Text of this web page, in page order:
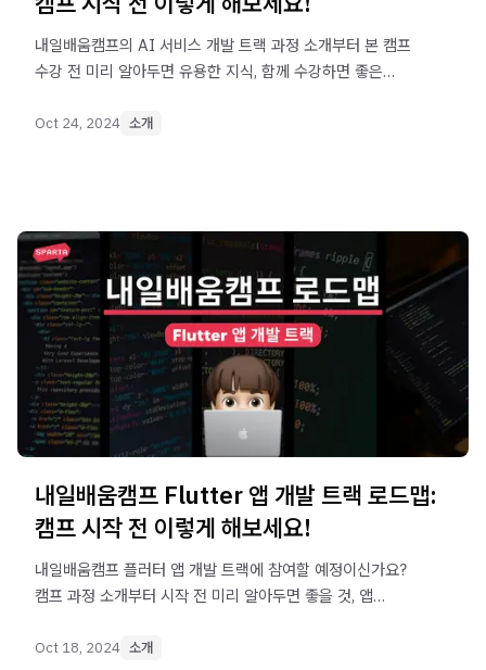
내일배움캠프의 AI 서비스 개발 트랙 과정 소개부터 본 캠프
수강 전 미리 알아두면 유용한 지식, 함께 수강하면 좋은
가이드를 보고 완벽하게 준비해 보세요!
Oct 24, 2024 소개
내일배움캠프 Flutter 앱 개발 트랙 로드맵:
캠프 시작 전 이렇게 해보세요!
내일배움캠프 플러터 앱 개발 트랙에 참여할 예정이신가요?
캠프 과정 소개부터 시작 전 미리 알아두면 좋을 것, 앱
개발 트랙 수강 전 이 가이드를 보고 완벽하게 준비해 보세요!
Oct 18, 2024 소개